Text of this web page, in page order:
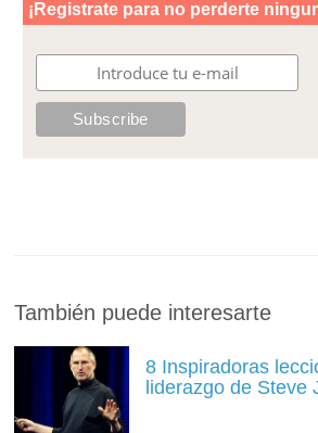
También puede interesarte
8 Inspiradoras
liderazgo de Steve